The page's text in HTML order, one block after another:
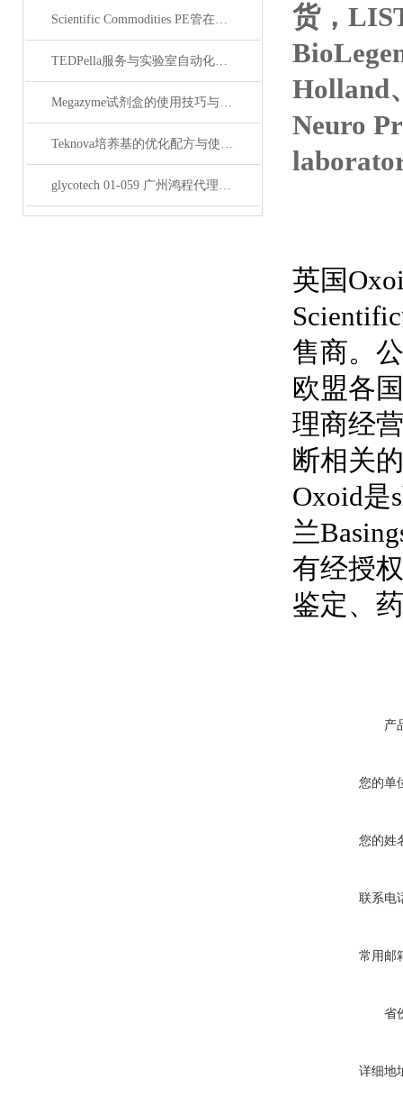
Scientific Commodities PE管在环保实验中的作用
TEDPella服务与实验室自动化设备的整合
Megazyme试剂盒的使用技巧与实验优化方法
Teknova培养基的优化配方与使用技巧
glycotech 01-059 广州鸿程代理：开启糖生物学研究新征程
货，
Holland
Neuro
英国
售商。
欧盟各
理商经
断相关
Oxoid是
兰
有经授
鉴定、
产
您的单
您的姓
联系电
常用邮
省
详细地